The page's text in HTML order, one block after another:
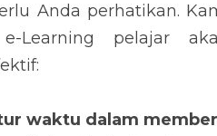
Anda perhatikan.
Learning pelajar
waktu dalam